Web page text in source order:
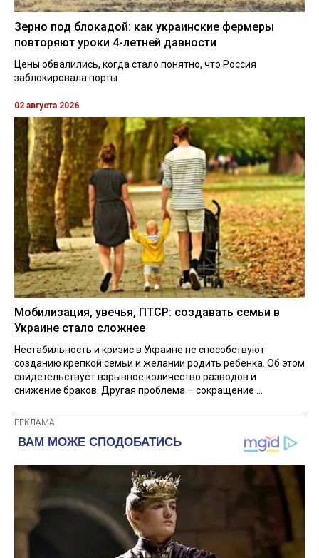
Зерно под блокадой: как украинские фермеры
повторяют уроки 4-летней давности
Цены обвалились, когда стало понятно, что Россия
заблокировала порты
02 августа 2026
Мобилизация, увечья, ПТСР: создавать семьи в
Украине стало сложнее
Нестабильность и кризис в Украине не способствуют
созданию крепкой семьи и желании родить ребенка. Об этом
свидетельствует взрывное количество разводов и
снижение браков. Другая проблема – сокращение ...